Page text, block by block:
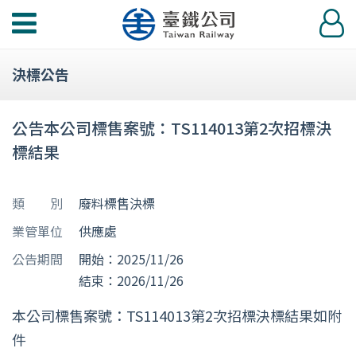
功
選
登
入
決標公告
公告本公司標售案號：TS114013第2次招標決
標結果
類 別
廢料標售決標
業管單位
供應處
公告期間
開始：2025/11/26
結束：2026/11/26
本公司標售案號：TS114013第2次招標決標結果如附
件